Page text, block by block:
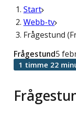
Start
Webb-tv
Frågestund
Frågestund5
1 timme 22